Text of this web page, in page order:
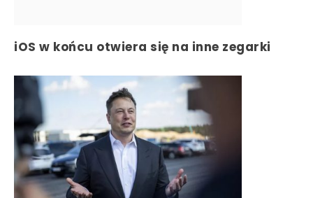
iOS w końcu otwiera się na inne zegarki